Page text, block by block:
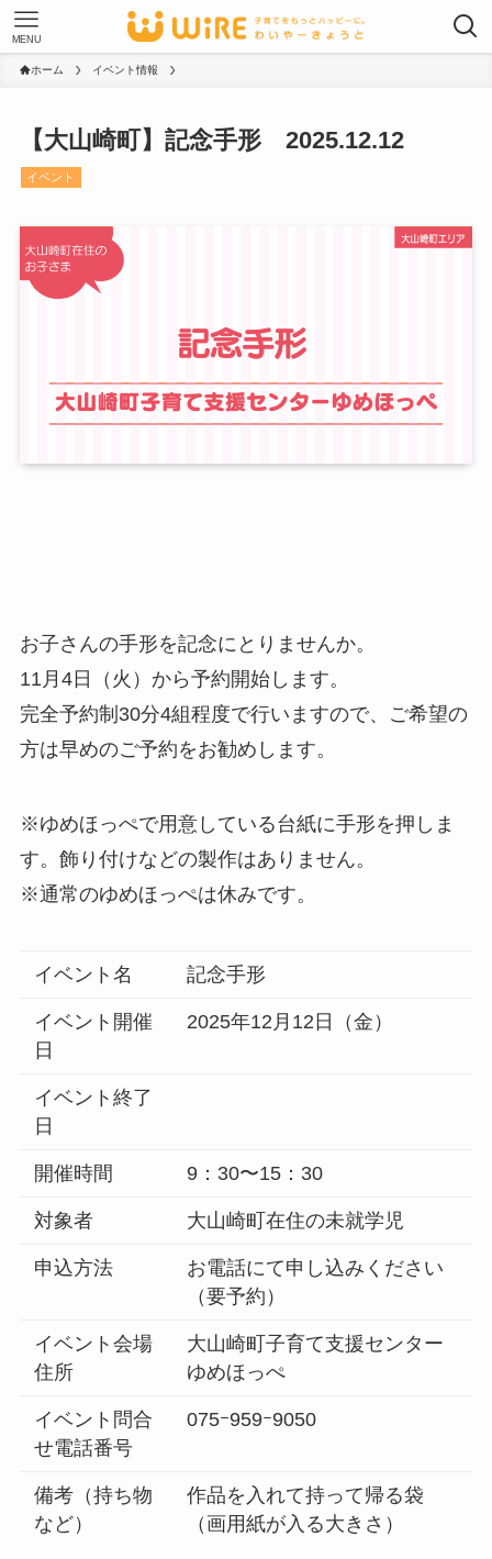
MENU
ホーム イベント情報
【大山崎町】記念手形 2025.12.12
イベント
お子さんの手形を記念にとりませんか。
11月4日（火）から予約開始します。
完全予約制30分4組程度で行いますので、ご希望の
方は早めのご予約をお勧めします。
※ゆめほっぺで用意している台紙に手形を押しま
す。飾り付けなどの製作はありません。
※通常のゆめほっぺは休みです。
イベント名 記念手形
イベント開催
日
2025年12月12日（金）
イベント終了
日
開催時間 9：30〜15：30
対象者 大山崎町在住の未就学児
申込方法
お電話にて申し込みください
（要予約）
イベント会場
住所
大山崎町子育て支援センター
ゆめほっぺ
イベント問合
せ電話番号
075ｰ959ｰ9050
備考（持ち物
など）
作品を入れて持って帰る袋
（画用紙が入る大きさ）